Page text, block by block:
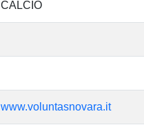
CALCIO
www.voluntasnovara.it